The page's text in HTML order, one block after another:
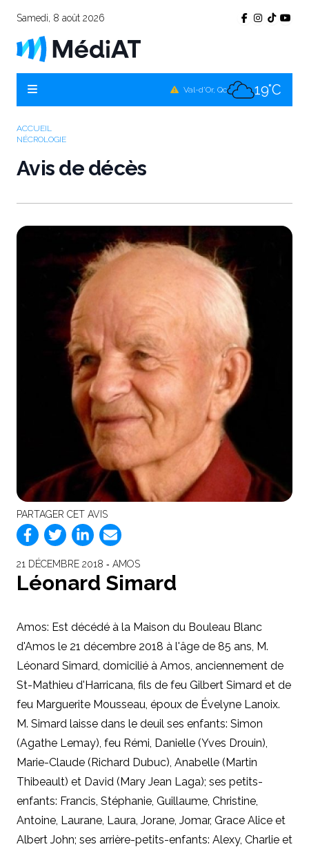
Samedi, 8 août 2026
Val-d'Or, Qc 19°C
ACCUEIL
NÉCROLOGIE
Avis de décès
PARTAGER CET AVIS
21 DÉCEMBRE 2018 ‐ AMOS
Léonard Simard
Amos: Est décédé à la Maison du Bouleau Blanc
d'Amos le 21 décembre 2018 à l'âge de 85 ans, M.
Léonard Simard, domicilié à Amos, anciennement de
St-Mathieu d'Harricana, fils de feu Gilbert Simard et de
feu Marguerite Mousseau, époux de Évelyne Lanoix.
M. Simard laisse dans le deuil ses enfants: Simon
(Agathe Lemay), feu Rémi, Danielle (Yves Drouin),
Marie-Claude (Richard Dubuc), Anabelle (Martin
Thibeault) et David (Mary Jean Laga); ses petits-
enfants: Francis, Stéphanie, Guillaume, Christine,
Antoine, Laurane, Laura, Jorane, Jomar, Grace Alice et
Albert John; ses arrière-petits-enfants: Alexy, Charlie et